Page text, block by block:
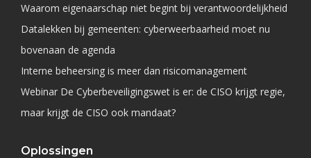
Waarom eigenaarschap niet begint bij verantwoordelijkheid
Datalekken bij gemeenten: cyberweerbaarheid moet nu
bovenaan de agenda
Interne beheersing is meer dan risicomanagement
Webinar De Cyberbeveiligingswet is er: de CISO krijgt regie,
maar krijgt de CISO ook mandaat?
Oplossingen